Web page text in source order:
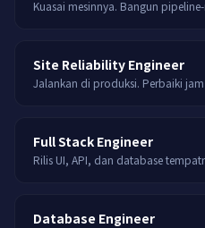
Site Reliability Engineer
Full Stack Engineer
Rilis UI, API, dan database
Database Engineer